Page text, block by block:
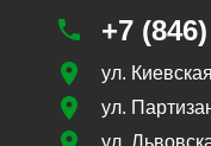
+7
ул.
ул.
ул.